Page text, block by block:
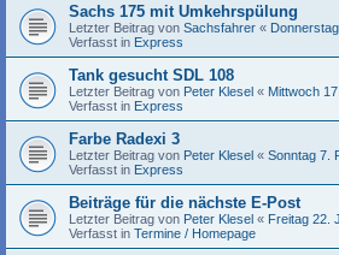
Sachs 175 mit Umkehrspülung
Letzter Beitrag von Sachsfahrer «
Verfasst in Express
Tank gesucht SDL 108
Letzter Beitrag von Peter Klesel « Mittwoch
Verfasst in Express
Farbe Radexi 3
Letzter Beitrag von Peter Klesel « Sonntag 7.
Verfasst in Express
Beiträge für die nächste E-Post
Letzter Beitrag von Peter Klesel « Freitag 22.
Verfasst in Termine / Homepage